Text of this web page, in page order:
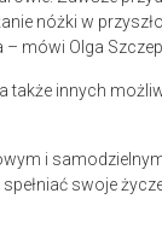
nóżki w
mówi Olga
także innych
i
swoje